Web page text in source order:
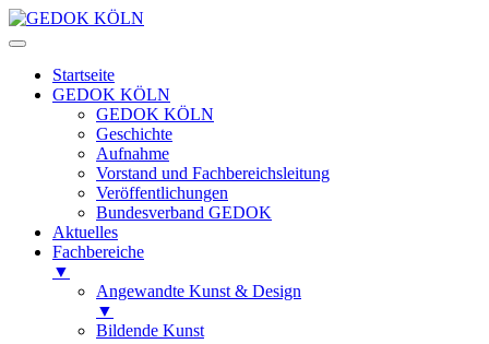
Startseite
GEDOK KÖLN
GEDOK KÖLN
Geschichte
Aufnahme
Vorstand und Fachbereichsleitung
Veröffentlichungen
Bundesverband GEDOK
Aktuelles
Fachbereiche
▼
Angewandte Kunst & Design
▼
Bildende Kunst